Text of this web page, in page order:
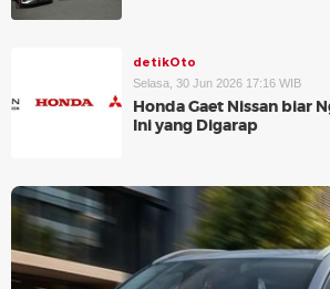
detikOto
Selasa, 30 Jun 2026 17:16 WIB
Honda Gaet Nissan biar
Ini yang Digarap